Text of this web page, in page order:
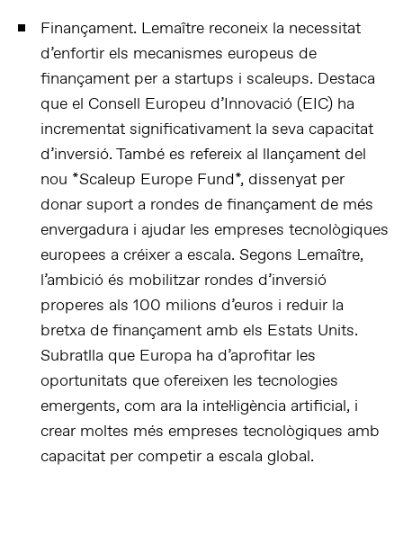
Finançament. Lemaître reconeix la necessitat
d’enfortir els mecanismes europeus de
finançament per a startups i scaleups. Destaca
que el Consell Europeu d’Innovació (EIC) ha
incrementat significativament la seva capacitat
d’inversió. També es refereix al llançament del
nou *Scaleup Europe Fund*, dissenyat per
donar suport a rondes de finançament de més
envergadura i ajudar les empreses tecnològiques
europees a créixer a escala. Segons Lemaître,
l’ambició és mobilitzar rondes d’inversió
properes als 100 milions d’euros i reduir la
bretxa de finançament amb els Estats Units.
Subratlla que Europa ha d’aprofitar les
oportunitats que ofereixen les tecnologies
emergents, com ara la intel·ligència artificial, i
crear moltes més empreses tecnològiques amb
capacitat per competir a escala global.